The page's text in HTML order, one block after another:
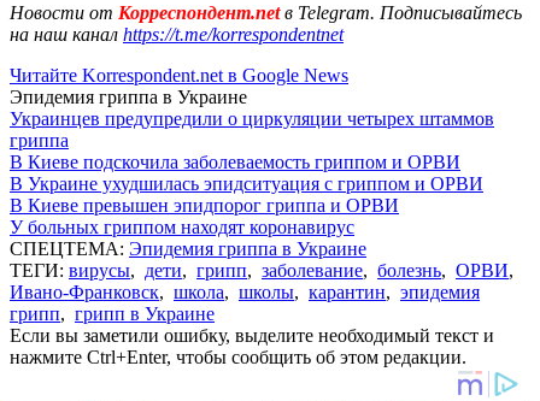
Новости от Корреспондент.netв Telegram. Подписывайтесь
на наш канал https://t.me/korrespondentnet
Читайте Korrespondent.net в Google News
Эпидемия гриппа в Украине
Украинцев предупредили о циркуляции четырех штаммов
гриппа
В Киеве подскочила заболеваемость гриппом и ОРВИ
В Украине ухудшилась эпидситуация с гриппом и ОРВИ
В Киеве превышен эпидпорог гриппа и ОРВИ
У больных гриппом находят коронавирус
СПЕЦТЕМА: Эпидемия гриппа в Украине
ТЕГИ: вирусы, дети, грипп, заболевание, болезнь, ОРВИ,
Ивано-Франковск, школа, школы, карантин, эпидемия
грипп, грипп в Украине
Если вы заметили ошибку, выделите необходимый текст и
нажмите Ctrl+Enter, чтобы сообщить об этом редакции.